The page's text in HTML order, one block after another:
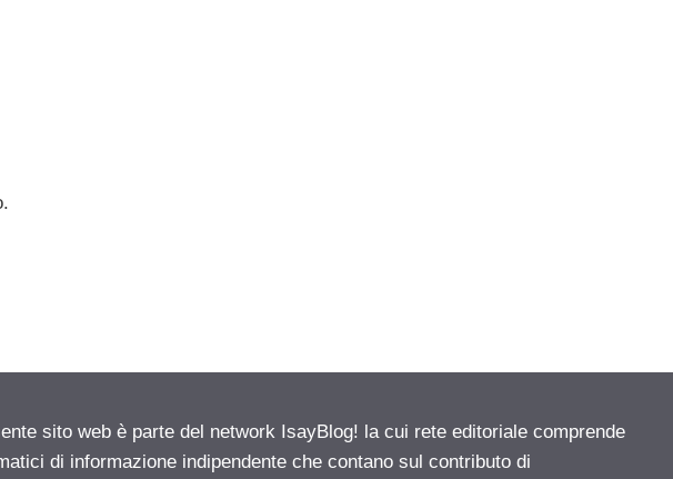
sito web è parte del network IsayBlog! la cui rete editoriale comprende
di informazione indipendente che contano sul contributo di